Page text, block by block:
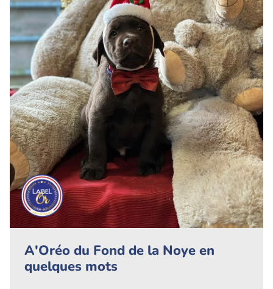
A'Oréo du Fond de la Noye en
quelques mots